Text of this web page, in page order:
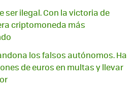
ser ilegal. Con la victoria de
criptomoneda más
los falsos autónomos. Ha
de euros en multas y llevar